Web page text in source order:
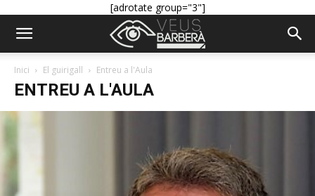
[adrotate group="3"]
Inici El guirigall Entreu a l'Aula
ENTREU A L'AULA